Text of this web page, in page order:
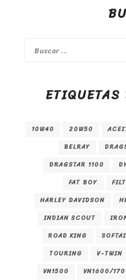
ETIQUETAS
10W40 20W50
BELRAY
DRAGSTAR 1100
FAT BOY
HARLEY DAVIDSON
INDIAN SCOUT
ROAD KING
TOURING
V-TWIN
VN1500
VN1600/